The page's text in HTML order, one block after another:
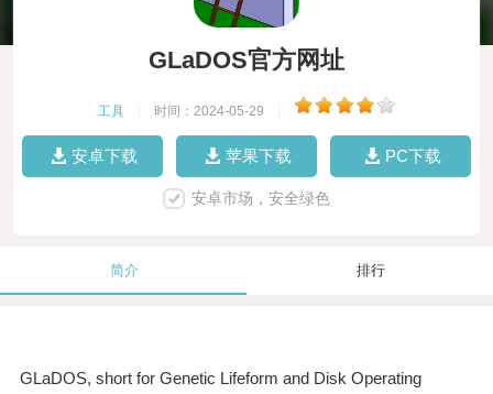
GLaDOS官方网址
工具 时间：2024-05-29
安卓下载 苹果下载 PC下载
安卓市场，安全绿色
简介 排行
GLaDOS, short for Genetic Lifeform and Disk Operating